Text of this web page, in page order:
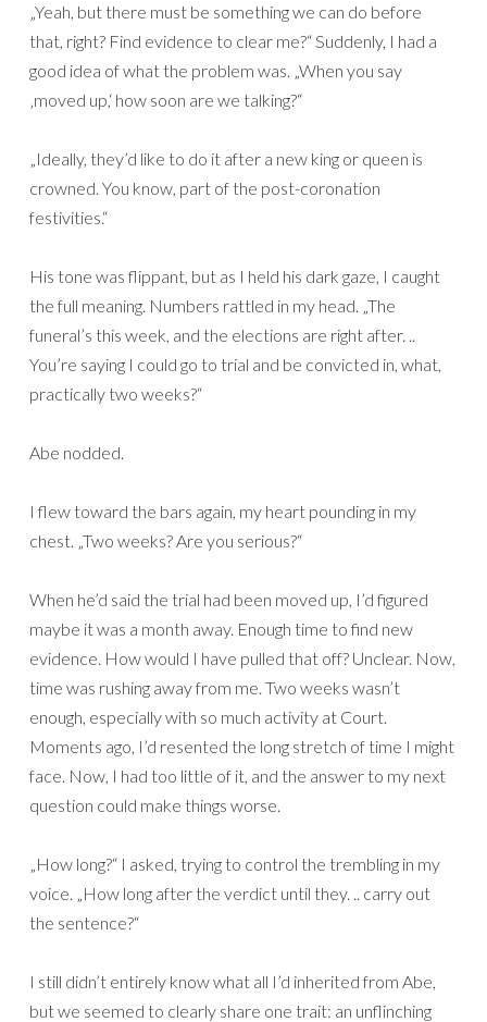
„Yeah, but there must be something we can do before
that, right? Find evidence to clear me?“ Suddenly, I had a
good idea of what the problem was. „When you say
‚moved up,‘ how soon are we talking?“
„Ideally, they’d like to do it after a new king or queen is
crowned. You know, part of the post-coronation
festivities.“
His tone was flippant, but as I held his dark gaze, I caught
the full meaning. Numbers rattled in my head. „The
funeral’s this week, and the elections are right after. ..
You’re saying I could go to trial and be convicted in, what,
practically two weeks?“
Abe nodded.
I flew toward the bars again, my heart pounding in my
chest. „Two weeks? Are you serious?“
When he’d said the trial had been moved up, I’d figured
maybe it was a month away. Enough time to find new
evidence. How would I have pulled that off? Unclear. Now,
time was rushing away from me. Two weeks wasn’t
enough, especially with so much activity at Court.
Moments ago, I’d resented the long stretch of time I might
face. Now, I had too little of it, and the answer to my next
question could make things worse.
„How long?“ I asked, trying to control the trembling in my
voice. „How long after the verdict until they. .. carry out
the sentence?“
I still didn’t entirely know what all I’d inherited from Abe,
but we seemed to clearly share one trait: an unflinching